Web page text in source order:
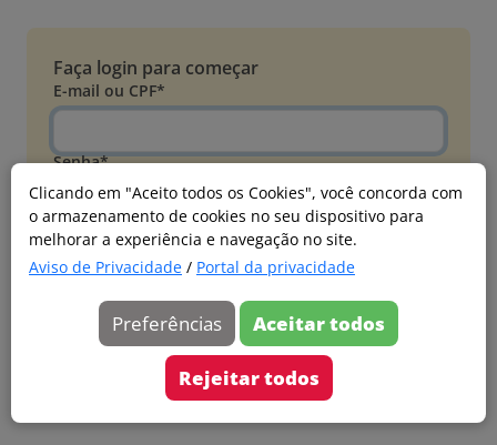
Clicando em "Aceito todos os Cookies", você concorda com
o armazenamento de cookies no seu dispositivo para
melhorar a experiência e navegação no site.
Aviso de Privacidade / Portal da privacidade
Preferências Aceitar todos
Rejeitar todos
Faça login para começar
E-mail ou CPF*
Senha*
Esqueci minha senha
Entrar
Acessar com Microsoft
Ainda não faz parte?
Cadastre-se
Versão 20260805.7